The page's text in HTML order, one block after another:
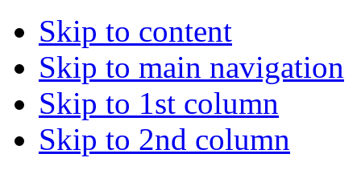
Skip to content
Skip to main navigation
Skip to 1st column
Skip to 2nd column